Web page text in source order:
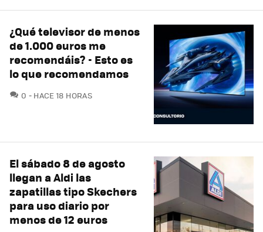
¿Qué televisor de menos
de 1.000 euros me
recomendáis? - Esto es
lo que recomendamos
0 COMENTARIOS
HACE 18 HORAS
El sábado 8 de agosto
llegan a Aldi las
zapatillas tipo Skechers
para uso diario por
menos de 12 euros